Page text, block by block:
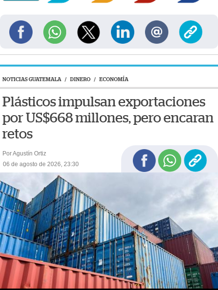
NOTICIAS GUATEMALA / DINERO / ECONOMÍA
Plásticos impulsan exportaciones
por US$668 millones, pero encaran
retos
Por Agustín Ortiz
06 de agosto de 2026, 23:30